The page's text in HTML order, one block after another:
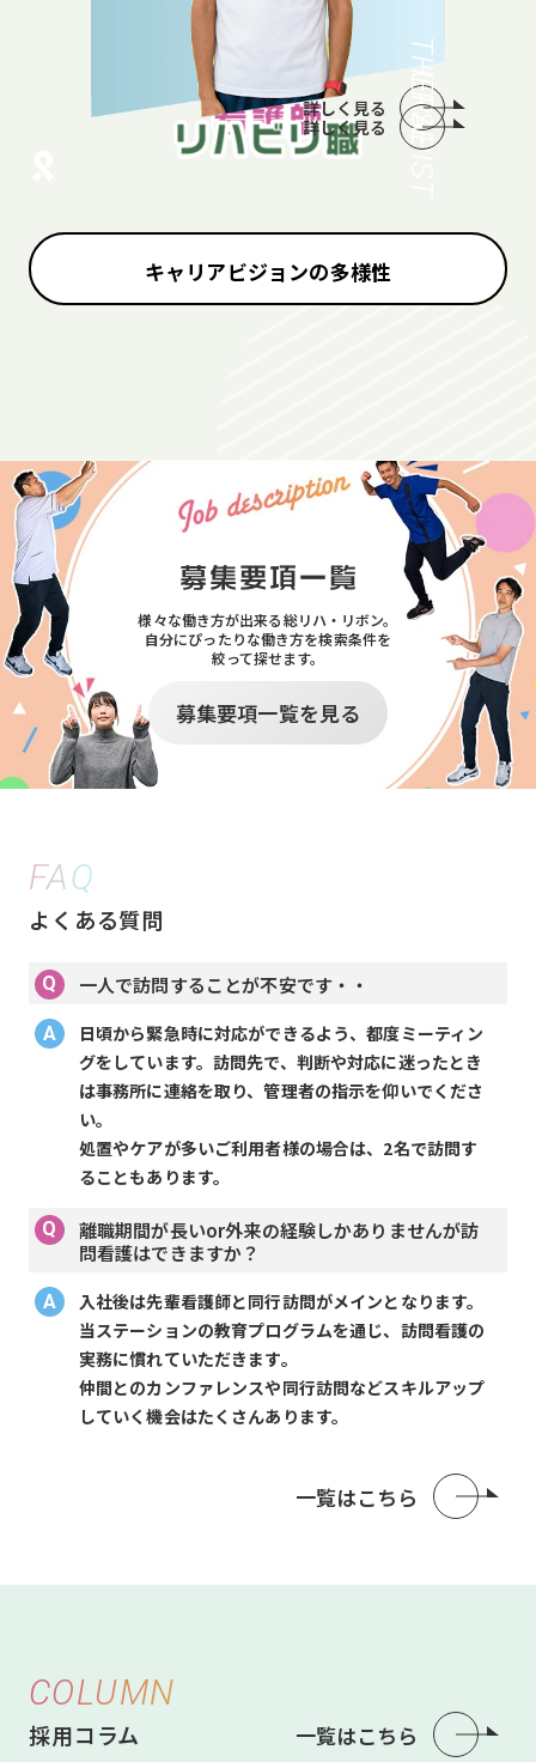
NURSE
詳しく見る THERAPIST
詳しく見る
キャリアビジョンの多様性
様々な働き方が出来る総リハ・リボン。
自分にぴったりな働き方を検索条件を
絞って探せます。
募集要項一覧を見る
FAQ
よくある質問
一人で訪問することが不安です・・
日頃から緊急時に対応ができるよう、都度ミーティン
グをしています。訪問先で、判断や対応に迷ったとき
は事務所に連絡を取り、管理者の指示を仰いでくださ
い。
処置やケアが多いご利用者様の場合は、2名で訪問す
ることもあります。
離職期間が長いor外来の経験しかありませんが訪
問看護はできますか？
入社後は先輩看護師と同行訪問がメインとなります。
当ステーションの教育プログラムを通じ、訪問看護の
実務に慣れていただきます。
仲間とのカンファレンスや同行訪問などスキルアップ
していく機会はたくさんあります。
一覧はこちら
COLUMN
採用コラム 一覧はこちら